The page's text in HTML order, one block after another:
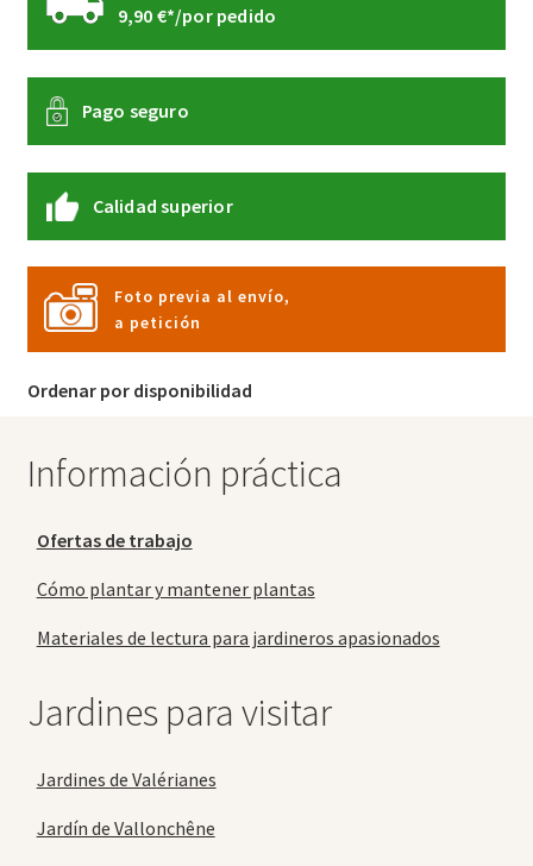
9,90 €*/por pedido
Pago seguro
Calidad superior
Foto previa al envío,
a petición
Ordenar por disponibilidad
Información práctica
Ofertas de trabajo
Cómo plantar y mantener plantas
Materiales de lectura para jardineros apasionados
Jardines para visitar
Jardines de Valérianes
Jardín de Vallonchêne